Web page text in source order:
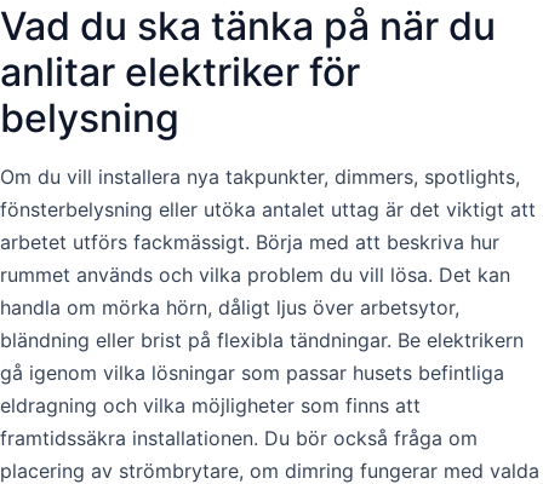
Vad du ska tänka på när du
anlitar elektriker för
belysning
Om du vill installera nya takpunkter, dimmers, spotlights,
fönsterbelysning eller utöka antalet uttag är det viktigt att
arbetet utförs fackmässigt. Börja med att beskriva hur
rummet används och vilka problem du vill lösa. Det kan
handla om mörka hörn, dåligt ljus över arbetsytor,
bländning eller brist på flexibla tändningar. Be elektrikern
gå igenom vilka lösningar som passar husets befintliga
eldragning och vilka möjligheter som finns att
framtidssäkra installationen. Du bör också fråga om
placering av strömbrytare, om dimring fungerar med valda